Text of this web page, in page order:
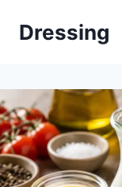
Dressing